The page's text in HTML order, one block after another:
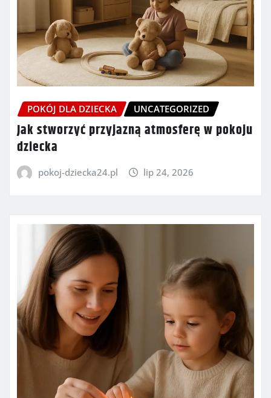
POKÓJ DLA DZIECKA UNCATEGORIZED
Jak stworzyć przyjazną atmosferę w pokoju
dziecka
pokoj-dziecka24.pl lip 24, 2026